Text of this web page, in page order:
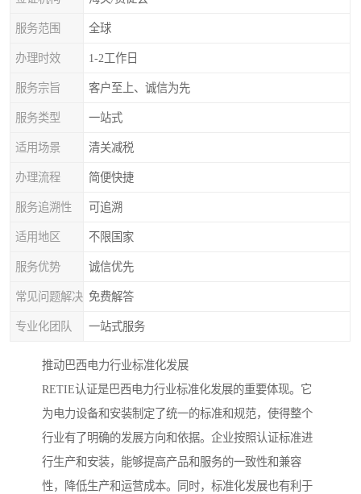
服务范围 全球
办理时效 1-2工作日
服务宗旨 客户至上、诚信为先
服务类型 一站式
适用场景 清关减税
办理流程 简便快捷
服务追溯性 可追溯
适用地区 不限国家
服务优势 诚信优先
常见问题解决 免费解答
专业化团队 一站式服务
推动巴西电力行业标准化发展
RETIE认证是巴西电力行业标准化发展的重要体现。它
为电力设备和安装制定了统一的标准和规范，使得整个
行业有了明确的发展方向和依据。企业按照认证标准进
行生产和安装，能够提高产品和服务的一致性和兼容
性，降低生产和运营成本。同时，标准化发展也有利于